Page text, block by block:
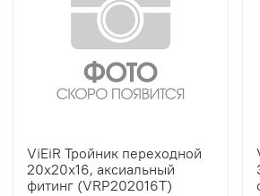
ViEiR Тройник переходной
20x20x16, аксиальный
фитинг (VRP202016T)